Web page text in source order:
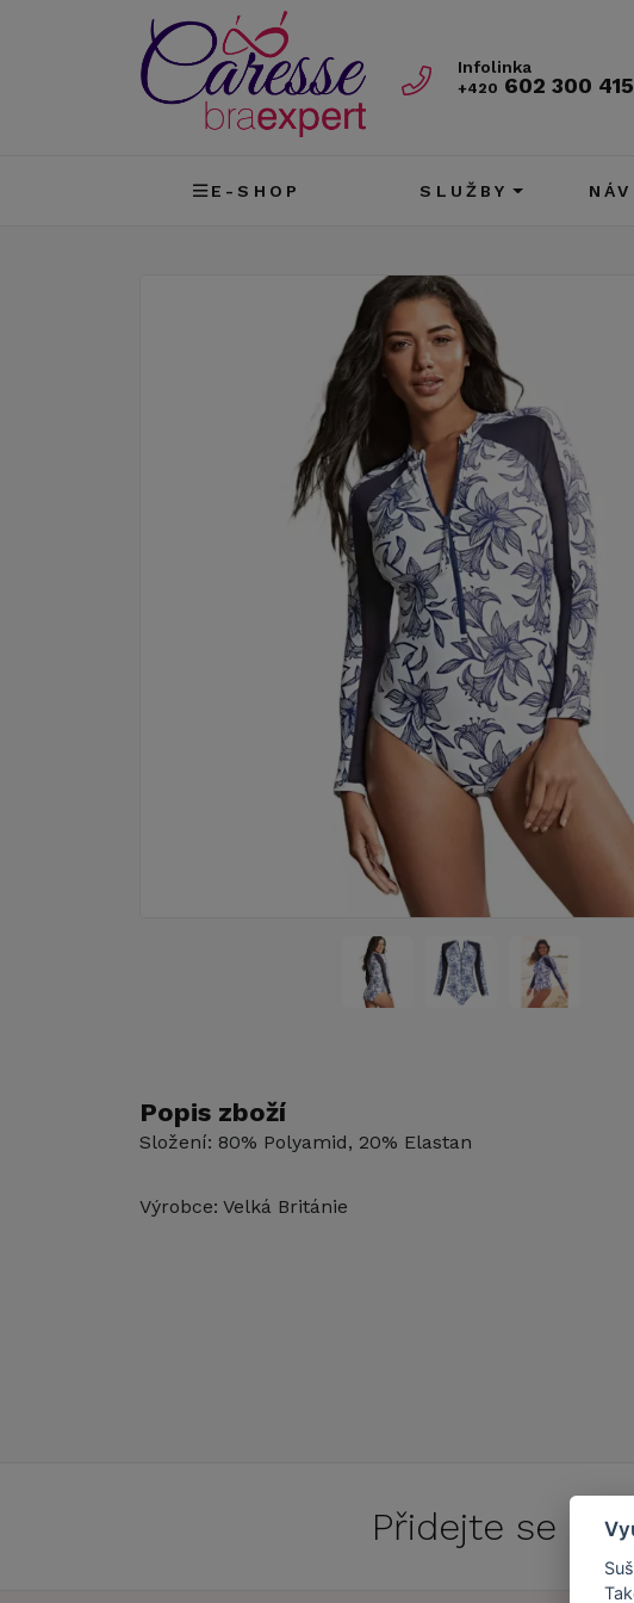
Infolinka
+420 602 300 415
E-SHOP SLUŽBY
Popis zboží
Složení: 80% Polyamid, 20% Elastan
Výrobce: Velká Británie
Přidejte se do